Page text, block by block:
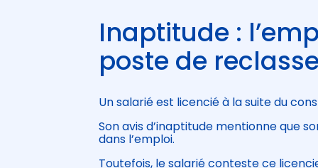
Inaptitude :
poste de
Un salarié est licencié à la suite du
Son avis d’inaptitude mentionne que
dans l’emploi.
Toutefois, le salarié conteste ce